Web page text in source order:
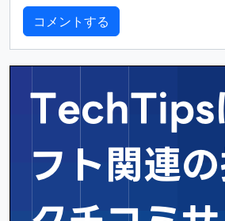
TechTips
フト関連の